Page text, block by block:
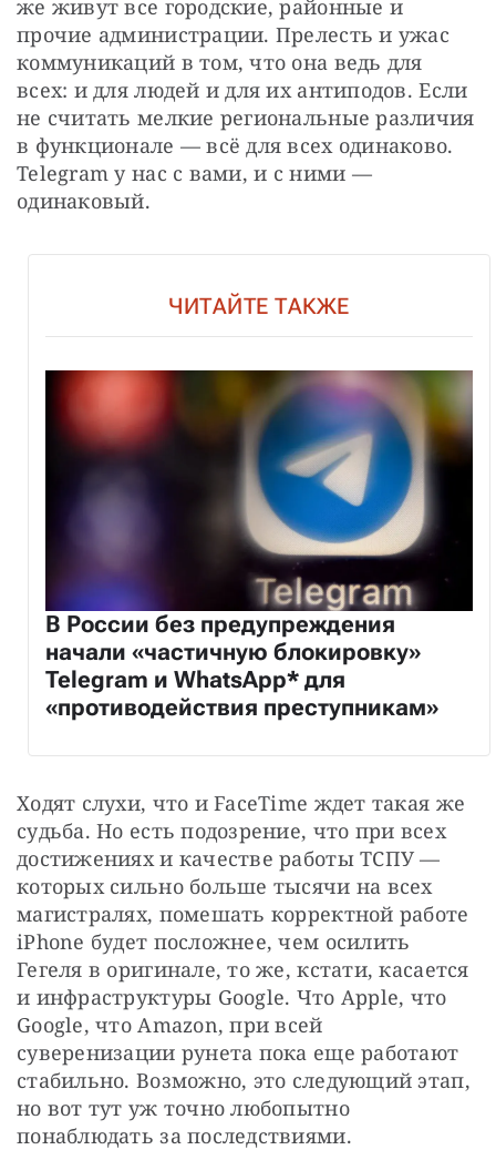
же живут все городские, районные и
прочие администрации. Прелесть и ужас
коммуникаций в том, что она ведь для
всех: и для людей и для их антиподов. Если
не считать мелкие региональные различия
в функционале — всё для всех одинаково.
Telegram у нас с вами, и с ними —
одинаковый.
ЧИТАЙТЕ ТАКЖЕ
В России без предупреждения
начали «частичную блокировку»
Telegram и WhatsApp* для
«противодействия преступникам»
Ходят слухи, что и FaceTime ждет такая же
судьба. Но есть подозрение, что при всех
достижениях и качестве работы ТСПУ —
которых сильно больше тысячи на всех
магистралях, помешать корректной работе
iPhone будет посложнее, чем осилить
Гегеля в оригинале, то же, кстати, касается
и инфраструктуры Google. Что Apple, что
Google, что Amazon, при всей
суверенизации рунета пока еще работают
стабильно. Возможно, это следующий этап,
но вот тут уж точно любопытно
понаблюдать за последствиями.